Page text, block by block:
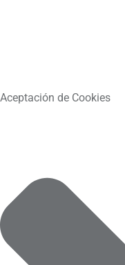
Aceptación de Cookies